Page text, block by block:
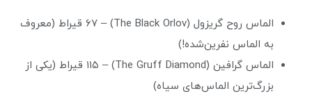
الماس روح گریزول (The Black Orlov) – ۶۷ قیراط (معروف
به الماس نفرین‌شده!)
الماس گرافین (The Gruff Diamond) – ۱۱۵ قیراط (یکی از
بزرگ‌ترین الماس‌های سیاه)